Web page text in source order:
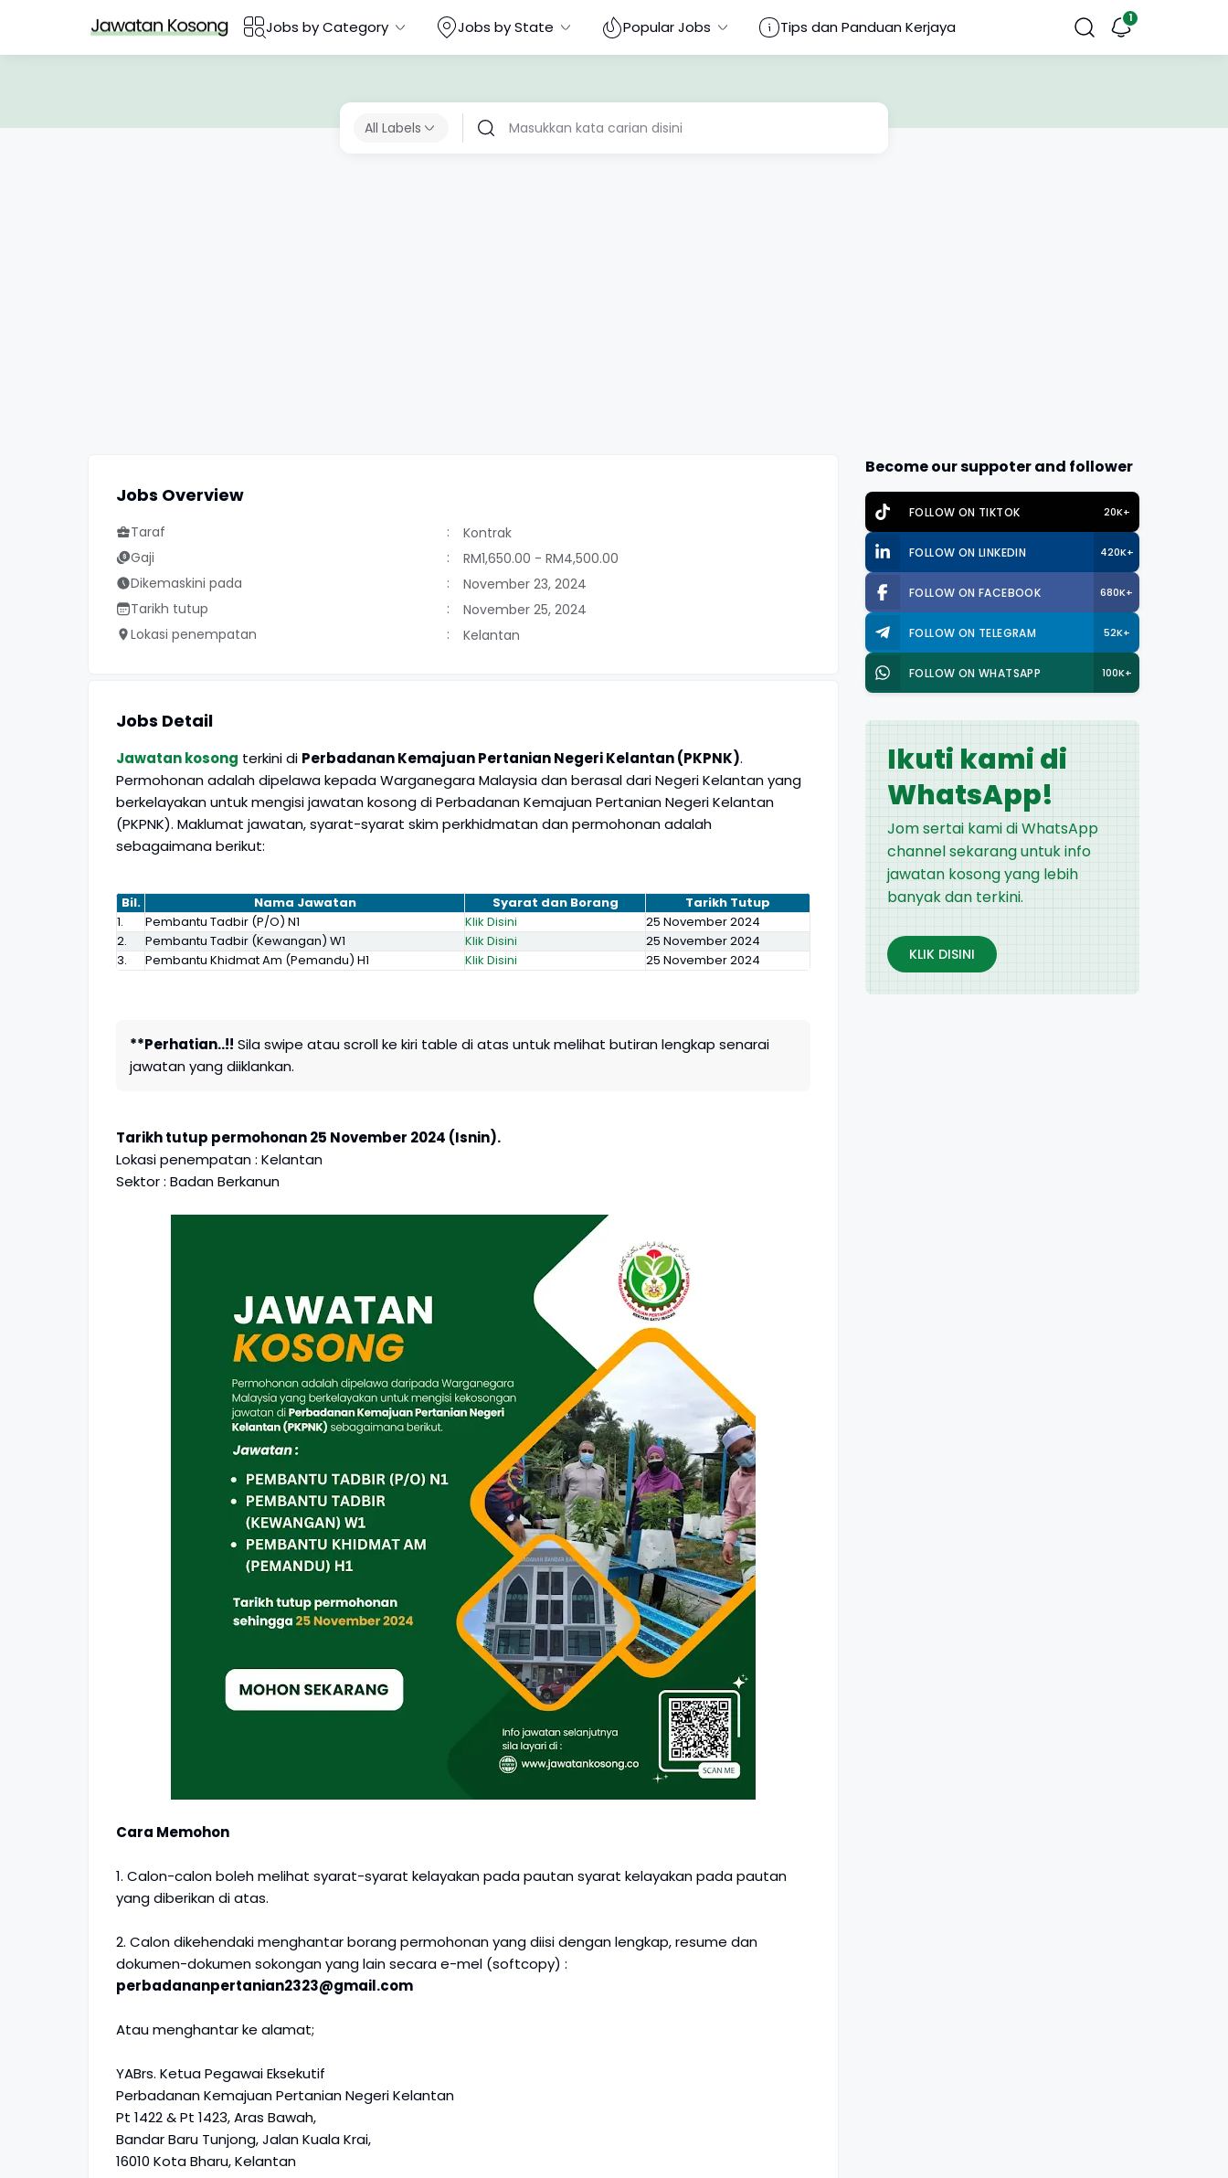
Jobs by Category Jobs by State Popular Jobs Tips dan Panduan Kerjaya
All Labels
Jobs Overview
Taraf
Kontrak
Gaji
RM1,650.00 - RM4,500.00
Dikemaskini pada
November 23, 2024
Tarikh tutup
November 25, 2024
Lokasi penempatan
Kelantan
Jobs Detail
Jawatan kosong terkini di Perbadanan Kemajuan Pertanian Negeri Kelantan (PKPNK).
Permohonan adalah dipelawa kepada Warganegara Malaysia dan berasal dari Negeri Kelantan yang
berkelayakan untuk mengisi jawatan kosong di Perbadanan Kemajuan Pertanian Negeri Kelantan
(PKPNK). Maklumat jawatan, syarat-syarat skim perkhidmatan dan permohonan adalah
sebagaimana berikut:
Bil. Nama Jawatan Syarat dan Borang
Tarikh Tutup
1.
Pembantu Tadbir (P/O) N1 Klik Disini
25 November 2024
2.
Pembantu Tadbir (Kewangan) W1 Klik Disini
25 November 2024
3.
Pembantu Khidmat Am (Pemandu) H1 Klik Disini 25 November 2024
**Perhatian..!! Sila swipe atau scroll ke kiri table di atas untuk melihat butiran lengkap senarai
jawatan yang diiklankan.
Tarikh tutup permohonan 25 November 2024 (Isnin).
Lokasi penempatan : Kelantan
Sektor : Badan Berkanun
Cara Memohon
1. Calon-calon boleh melihat syarat-syarat kelayakan pada pautan syarat kelayakan pada pautan
yang diberikan di atas.
2. Calon dikehendaki menghantar borang permohonan yang diisi dengan lengkap, resume dan
dokumen-dokumen sokongan yang lain secara e-mel (softcopy) :
perbadananpertanian2323@gmail.com
Atau menghantar ke alamat;
YABrs. Ketua Pegawai Eksekutif
Perbadanan Kemajuan Pertanian Negeri Kelantan
Pt 1422 & Pt 1423, Aras Bawah,
Bandar Baru Tunjong, Jalan Kuala Krai,
16010 Kota Bharu, Kelantan
Become our suppoter and follower
FOLLOW ON TIKTOK 20K+
FOLLOW ON LINKEDIN 420K+
FOLLOW ON FACEBOOK 680K+
FOLLOW ON TELEGRAM 52K+
FOLLOW ON WHATSAPP 100K+
Ikuti kami di
WhatsApp!
Jom sertai kami di WhatsApp
channel sekarang untuk info
jawatan kosong yang lebih
banyak dan terkini.
KLIK DISINI